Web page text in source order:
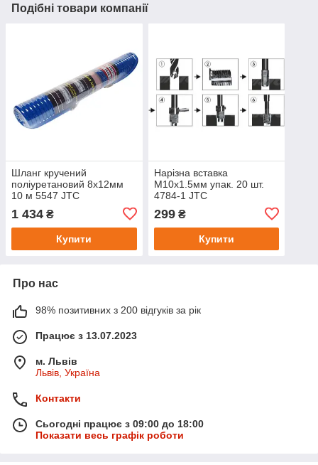
Подібні товари компанії
Шланг кручений
поліуретановий 8х12мм
10 м 5547 JTC
1 434 ₴
Купити
Нарізна вставка
М10х1.5мм упак. 20 шт.
4784-1 JTC
299₴
Купити
Про нас
98% позитивних з 200 відгуків за рік
Працює з 13.07.2023
м. Львів
Львів, Україна
Контакти
Сьогодні працює з 09:00 до 18:00
Показати весь графік роботи